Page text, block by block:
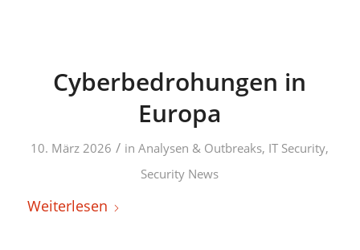
Cyberbedrohungen in
Europa
10. März 2026 / inAnalysen & Outbreaks, IT Security,
Security News
Weiterlesen